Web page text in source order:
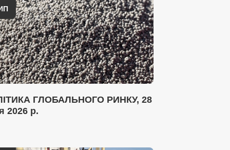
ГЛОБАЛЬНОГО РИНКУ, 28
2026 р.